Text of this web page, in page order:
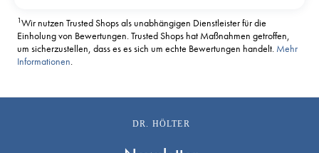
1Wir nutzen Trusted Shops als unabhängigen Dienstleister für die
Einholung von Bewertungen. Trusted Shops hat Maßnahmen getroffen,
um sicherzustellen, dass es es sich um echte Bewertungen handelt. Mehr
Informationen.
DR. HÖLTER